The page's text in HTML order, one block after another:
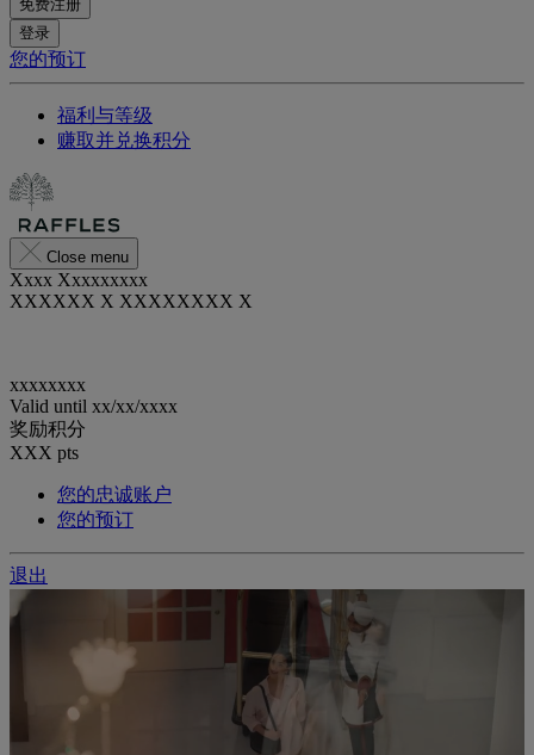
免费注册
登录
您的预订
福利与等级
赚取并兑换积分
Close menu
Xxxx Xxxxxxxxx
XXXXXX X XXXXXXXX X
xxxxxxxx
Valid until xx/xx/xxxx
奖励积分
XXX pts
您的忠诚账户
您的预订
退出